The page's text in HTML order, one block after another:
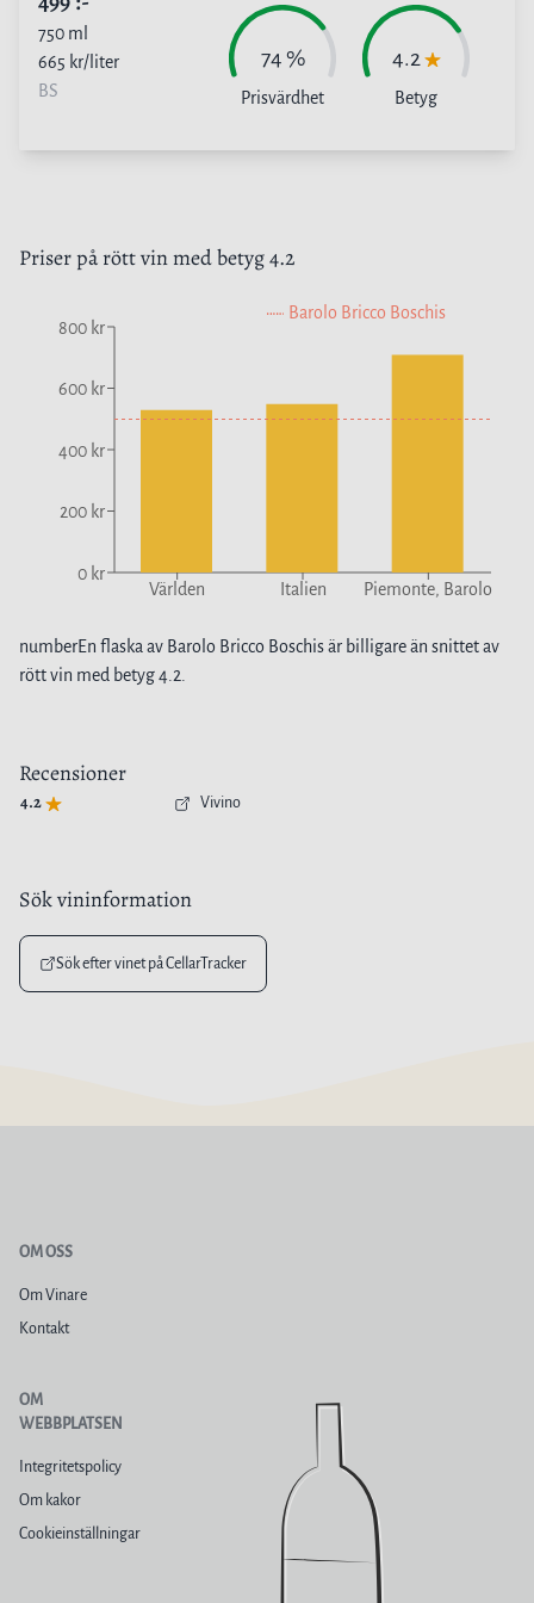
750 ml
665 kr/liter
BS
74 %
Prisvärdhet
4.2
Betyg
Priser på rött vinmed betyg4.2
0 kr
200 kr
400 kr
600 kr
800 kr
Världen Italien Piemonte, Barolo
Barolo Bricco Boschis
numberEn flaska av Barolo Bricco Boschisär billigareän snittet av
rött vin med betyg4.2
Recensioner
4.2 Vivino
Sök vininformation
Sök efter vinet på CellarTracker
OM OSS
Om Vinare
Kontakt
OM
WEBBPLATSEN
Integritetspolicy
Om kakor
Cookieinställningar